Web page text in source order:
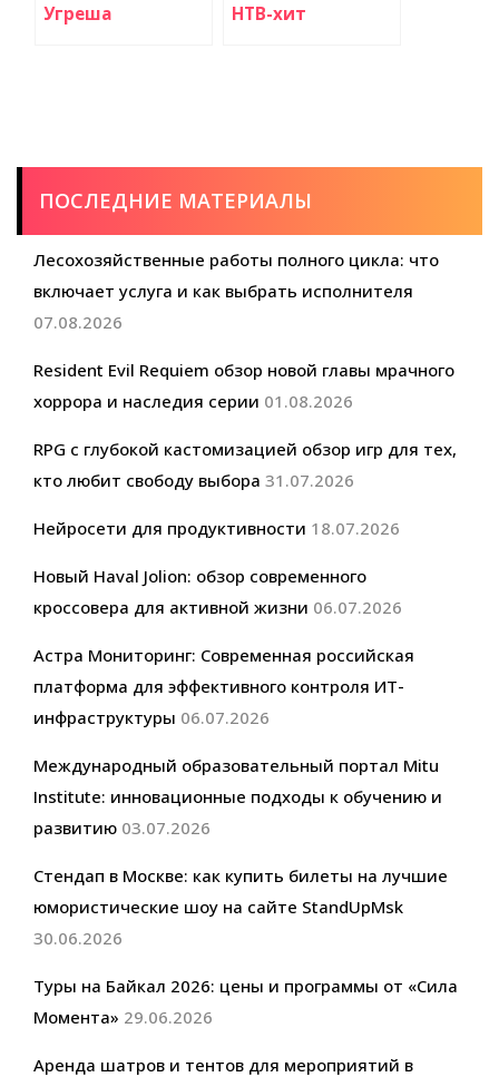
Угреша НТВ-хит
ПОСЛЕДНИЕ МАТЕРИАЛЫ
Лесохозяйственные работы полного цикла: что
включает услуга и как выбрать исполнителя
07.08.2026
Resident Evil Requiem обзор новой главы мрачного
хоррора и наследия серии 01.08.2026
RPG с глубокой кастомизацией обзор игр для тех,
кто любит свободу выбора 31.07.2026
Нейросети для продуктивности 18.07.2026
Новый Haval Jolion: обзор современного
кроссовера для активной жизни 06.07.2026
Астра Мониторинг: Современная российская
платформа для эффективного контроля ИТ-
инфраструктуры 06.07.2026
Международный образовательный портал Mitu
Institute: инновационные подходы к обучению и
развитию 03.07.2026
Стендап в Москве: как купить билеты на лучшие
юмористические шоу на сайте StandUpMsk
30.06.2026
Туры на Байкал 2026: цены и программы от «Сила
Момента» 29.06.2026
Аренда шатров и тентов для мероприятий в